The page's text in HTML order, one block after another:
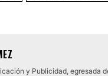
y Publicidad, egresada